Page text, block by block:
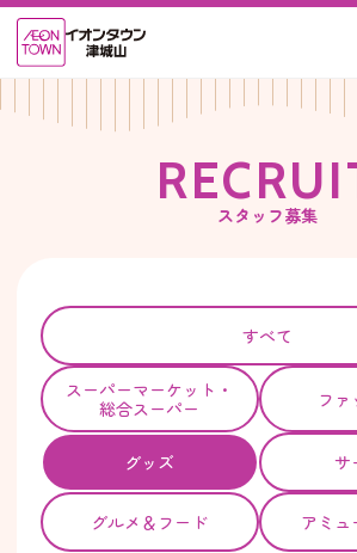
RECRUI
スタッフ募集
すべて
スーパーマーケット・
総合スーパー
ファ
グッズ サ
グルメ＆フード アミュ